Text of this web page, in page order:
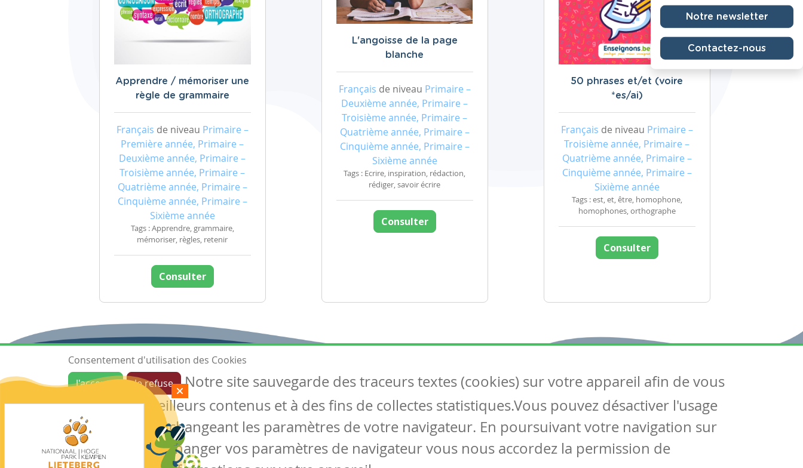
Apprendre / mémoriser une
règle de grammaire
Français de niveau Primaire –
Première année, Primaire –
Deuxième année, Primaire –
Troisième année, Primaire –
Quatrième année, Primaire –
Cinquième année, Primaire –
Sixième année
Tags : Apprendre, grammaire,
mémoriser, règles, retenir
Consulter
L'angoisse de la page
blanche
Français de niveau Primaire –
Deuxième année, Primaire –
Troisième année, Primaire –
Quatrième année, Primaire –
Cinquième année, Primaire –
Sixième année
Tags : Ecrire, inspiration, rédaction,
rédiger, savoir écrire
Consulter
50 phrases et/et (voire
*es/ai)
Français de niveau Primaire –
Troisième année, Primaire –
Quatrième année, Primaire –
Cinquième année, Primaire –
Sixième année
Tags : est, et, être, homophone,
homophones, orthographe
Consulter
Notre newsletter
Contactez-nous
Ressources
Les ressources
Créer une ressource
Mes ressources
Articles
Tous les articles
Articles DYS
Circulaires
Suivez-nous
Contactez-nous
Soutien scolaire
Consentement d'utilisation des Cookies
J'accepte
Je refuse
Notre site sauvegarde des traceurs textes (cookies) sur votre appareil afin de vous
garantir de meilleurs contenus et à des fins de collectes statistiques.Vous pouvez désactiver l'usage
des cookies en changeant les paramètres de votre navigateur. En poursuivant votre navigation sur
notre site sans changer vos paramètres de navigateur vous nous accordez la permission de